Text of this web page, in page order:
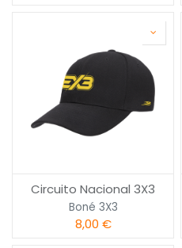
Circuito Nacional 3X3
Boné 3X3
8,00 €